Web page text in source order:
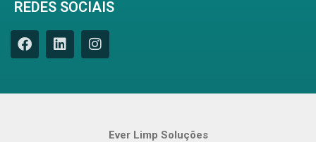
REDES SOCIAIS
Ever Limp Soluções